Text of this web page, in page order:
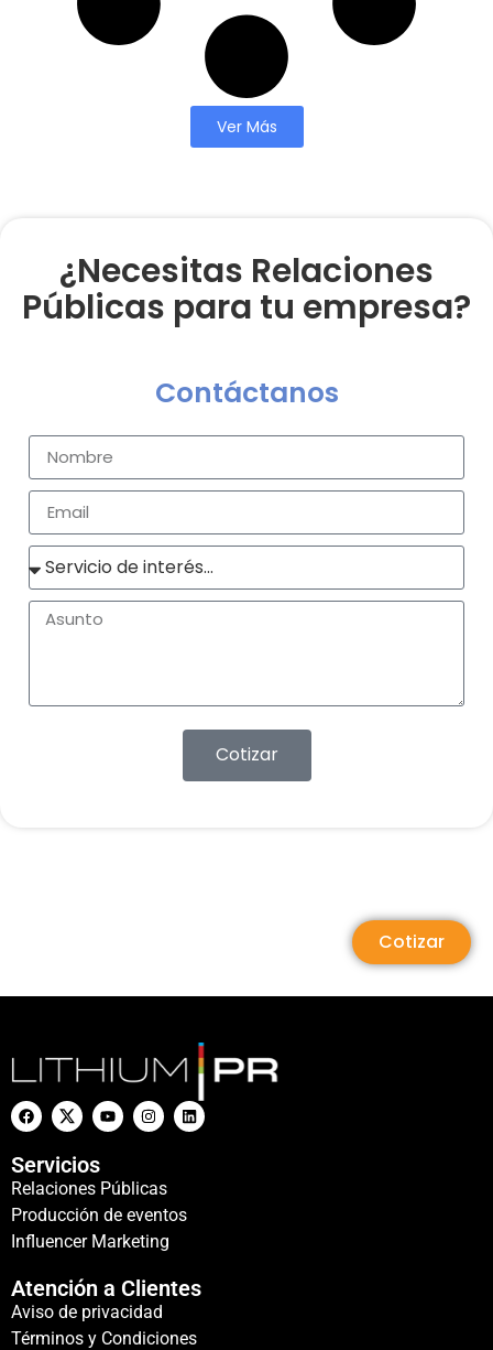
Ver Más
¿Necesitas Relaciones
Públicas para tu empresa?
Contáctanos
Cotizar
Cotizar
Servicios
Relaciones Públicas
Producción de eventos
Influencer Marketing
Atención a Clientes
Aviso de privacidad
Términos y Condiciones